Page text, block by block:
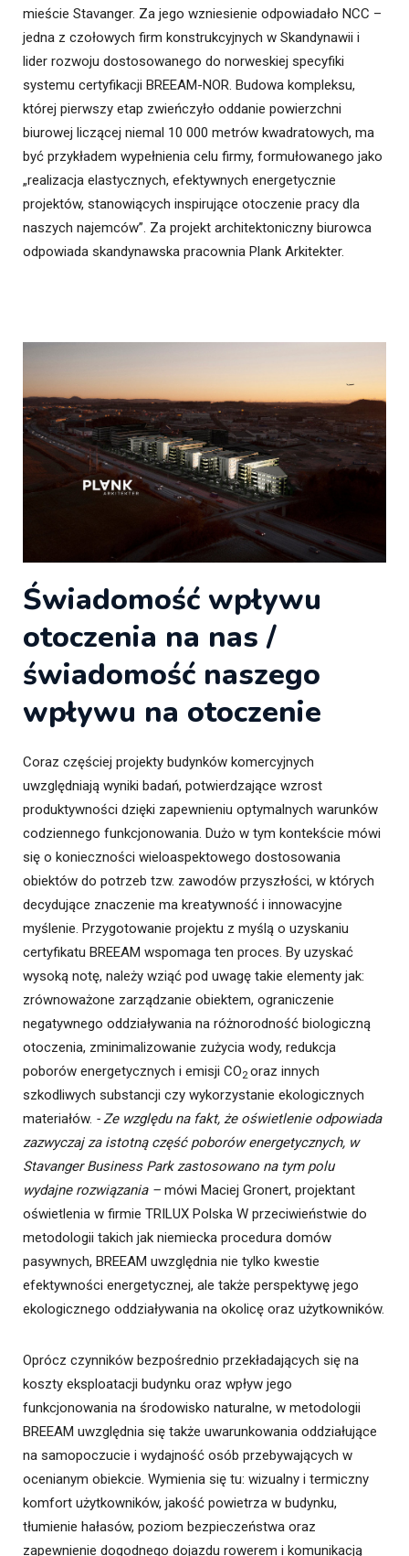
mieście Stavanger. Za jego wzniesienie odpowiadało NCC –
jedna z czołowych firm konstrukcyjnych w Skandynawii i
lider rozwoju dostosowanego do norweskiej specyfiki
systemu certyfikacji BREEAM-NOR. Budowa kompleksu,
której pierwszy etap zwieńczyło oddanie powierzchni
biurowej liczącej niemal 10 000 metrów kwadratowych, ma
być przykładem wypełnienia celu firmy, formułowanego jako
„realizacja elastycznych, efektywnych energetycznie
projektów, stanowiących inspirujące otoczenie pracy dla
naszych najemców”. Za projekt architektoniczny biurowca
odpowiada skandynawska pracownia Plank Arkitekter.
Świadomość wpływu
otoczenia na nas /
świadomość naszego
wpływu na otoczenie
Coraz częściej projekty budynków komercyjnych
uwzględniają wyniki badań, potwierdzające wzrost
produktywności dzięki zapewnieniu optymalnych warunków
codziennego funkcjonowania. Dużo w tym kontekście mówi
się o konieczności wieloaspektowego dostosowania
obiektów do potrzeb tzw. zawodów przyszłości, w których
decydujące znaczenie ma kreatywność i innowacyjne
myślenie. Przygotowanie projektu z myślą o uzyskaniu
certyfikatu BREEAM wspomaga ten proces. By uzyskać
wysoką notę, należy wziąć pod uwagę takie elementy jak:
zrównoważone zarządzanie obiektem, ograniczenie
negatywnego oddziaływania na różnorodność biologiczną
otoczenia, zminimalizowanie zużycia wody, redukcja
poborów energetycznych i emisji CO2oraz innych
szkodliwych substancji czy wykorzystanie ekologicznych
materiałów. - Ze względu na fakt, że oświetlenie odpowiada
zazwyczaj za istotną część poborów energetycznych, w
Stavanger Business Park zastosowano na tym polu
wydajne rozwiązania – mówi Maciej Gronert, projektant
oświetlenia w firmie TRILUX Polska W przeciwieństwie do
metodologii takich jak niemiecka procedura domów
pasywnych, BREEAM uwzględnia nie tylko kwestie
efektywności energetycznej, ale także perspektywę jego
ekologicznego oddziaływania na okolicę oraz użytkowników.
Oprócz czynników bezpośrednio przekładających się na
koszty eksploatacji budynku oraz wpływ jego
funkcjonowania na środowisko naturalne, w metodologii
BREEAM uwzględnia się także uwarunkowania oddziałujące
na samopoczucie i wydajność osób przebywających w
ocenianym obiekcie. Wymienia się tu: wizualny i termiczny
komfort użytkowników, jakość powietrza w budynku,
tłumienie hałasów, poziom bezpieczeństwa oraz
zapewnienie dogodnego dojazdu rowerem i komunikacją